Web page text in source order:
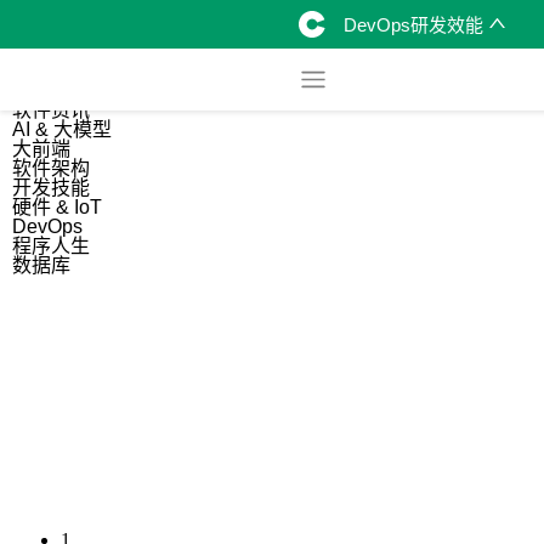
DevOps研发效能
软件资讯
AI & 大模型
大前端
软件架构
开发技能
硬件 & IoT
DevOps
程序人生
数据库
1